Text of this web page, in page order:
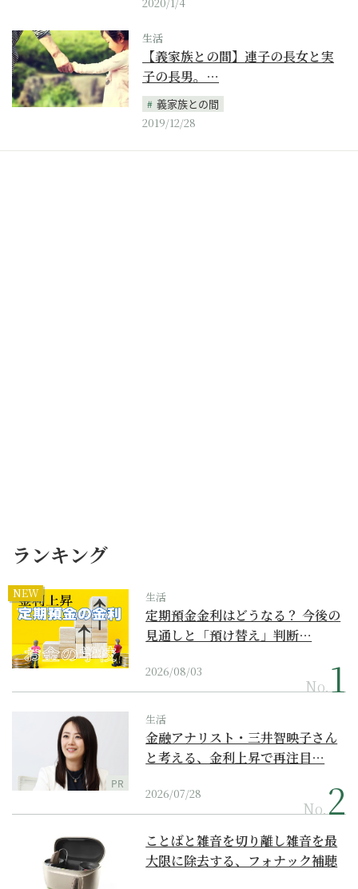
生活
【義家族との間】連子の長女と実
子の長男。…
義家族との間
2019/12/28
ランキング
NEW 生活
定期預金金利はどうなる？ 今後の
見通しと「預け替え」判断…
2026/08/03
No.
PR
生活
金融アナリスト・三井智映子さん
と考える、金利上昇で再注目…
2026/07/28
No.
ことばと雑音を切り離し雑音を最
大限に除去する、フォナック補聴